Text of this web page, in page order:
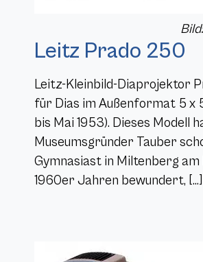
Leitz Prado 250
Leitz-Kleinbild-Diaprojektor
für Dias im Außenformat 5 x
bis Mai 1953). Dieses Modell
Museumsgründer Tauber
Gymnasiast in Miltenberg am
1960er Jahren bewundert, […]